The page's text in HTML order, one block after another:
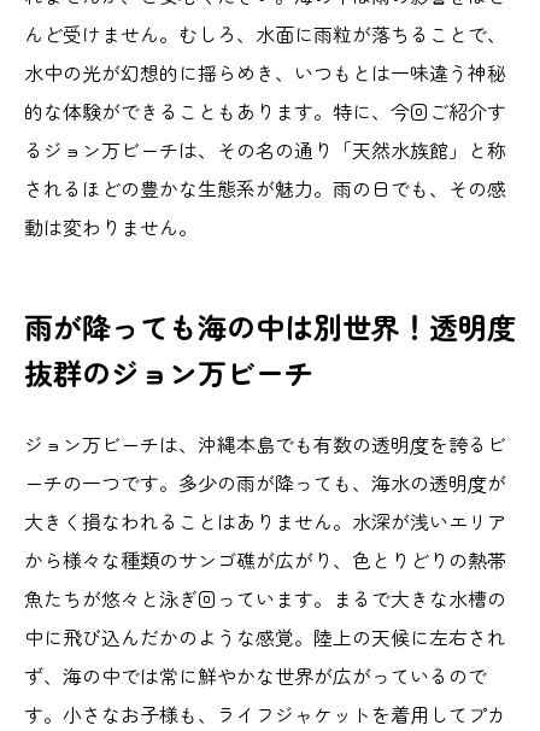
んど受けません。むしろ、水面に雨粒が落ちることで、
水中の光が幻想的に揺らめき、いつもとは一味違う神秘
的な体験ができることもあります。特に、今回ご紹介す
るジョン万ビーチは、その名の通り「天然水族館」と称
されるほどの豊かな生態系が魅力。雨の日でも、その感
動は変わりません。
雨が降っても海の中は別世界！透明度
抜群のジョン万ビーチ
ジョン万ビーチは、沖縄本島でも有数の透明度を誇るビ
ーチの一つです。多少の雨が降っても、海水の透明度が
大きく損なわれることはありません。水深が浅いエリア
から様々な種類のサンゴ礁が広がり、色とりどりの熱帯
魚たちが悠々と泳ぎ回っています。まるで大きな水槽の
中に飛び込んだかのような感覚。陸上の天候に左右され
ず、海の中では常に鮮やかな世界が広がっているので
す。小さなお子様も、ライフジャケットを着用してプカ